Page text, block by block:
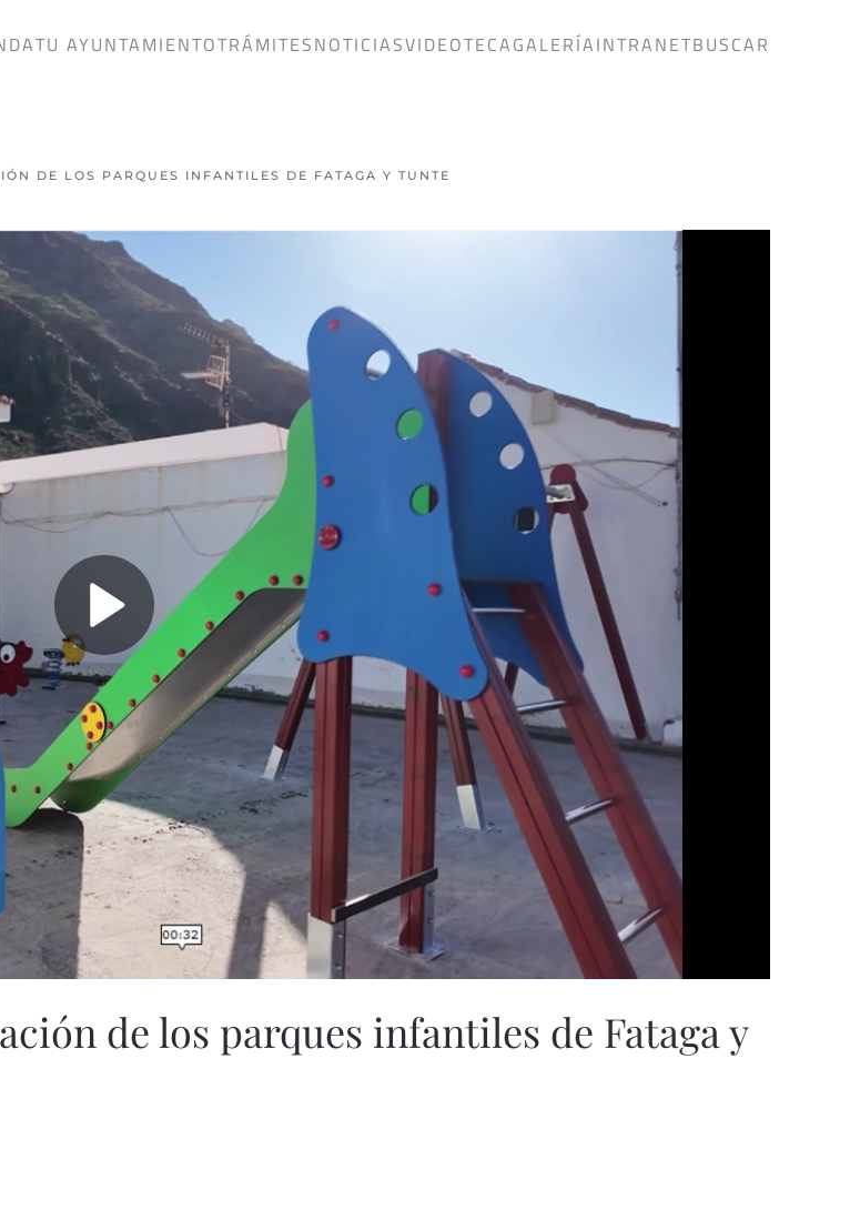
TU AYUNTAMIENTOTRÁMITESNOTICIASVIDEOTECAGALERÍAINTRANETBUSCAR
DE LOS PARQUES INFANTILES DE FATAGA Y TUNTE
de los parques infantiles de Fataga y